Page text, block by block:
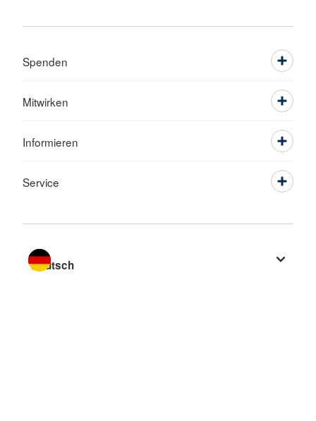
Spenden
Mitwirken
Informieren
Service
Sprache wechseln zu